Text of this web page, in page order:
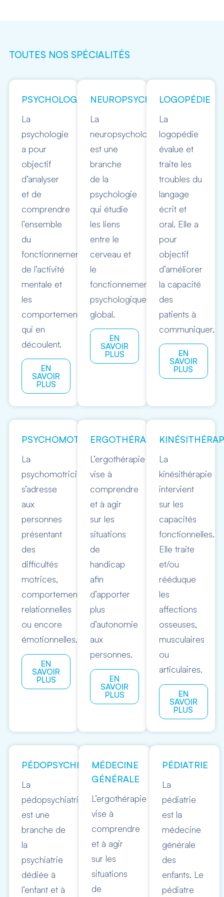
TOUTES NOS SPÉCIALITÉS
PSYCHOLOGIE
La
psychologie
a pour
objectif
d’analyser
et de
comprendre
l’ensemble
du
fonctionnement
de l’activité
mentale et
les
comportements
qui en
découlent.
EN
SAVOIR
PLUS
NEUROPSYCHOLOGIE
La
neuropsychologie
est une
branche
de la
psychologie
qui étudie
les liens
entre le
cerveau et
le
fonctionnement
psychologique
global.
EN
SAVOIR
PLUS
LOGOPÉDIE
La
logopédie
évalue et
traite les
troubles du
langage
écrit et
oral. Elle a
pour
objectif
d’améliorer
la capacité
des
patients à
communiquer.
EN
SAVOIR
PLUS
PSYCHOMOTRICITÉ
La
psychomotricité
s’adresse
aux
personnes
présentant
des
difficultés
motrices,
comportementales,
relationnelles
ou encore
émotionnelles.
EN
SAVOIR
PLUS
ERGOTHÉRAPIE
L’ergothérapie
vise à
comprendre
et à agir
sur les
situations
de
handicap
afin
d’apporter
plus
d’autonomie
aux
personnes.
EN
SAVOIR
PLUS
La
kinésithérapie
intervient
sur les
capacités
fonctionnelles.
Elle traite
et/ou
rééduque
les
affections
osseuses,
musculaires
ou
articulaires.
EN
SAVOIR
PLUS
PÉDOPSYCHIATRIE
La
pédopsychiatrie
est une
branche de
la
psychiatrie
dédiée à
l’enfant et à
MÉDECINE
GÉNÉRALE
L’ergothérapie
vise à
comprendre
et à agir
sur les
situations
de
PÉDIATRIE
La
pédiatrie
est la
médecine
générale
des
enfants. Le
pédiatre